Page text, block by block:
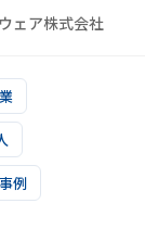
ェア株式会社
例